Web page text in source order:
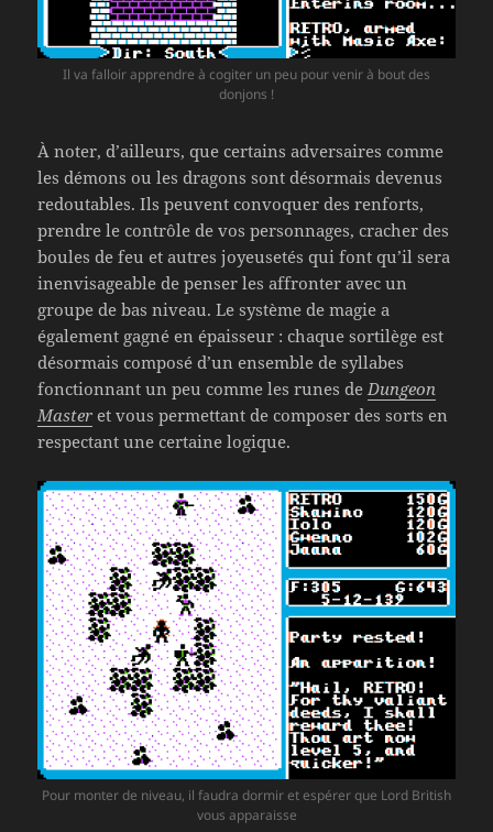
Il va falloir apprendre à cogiter un peu pour venir à bout des
donjons !
À noter, d’ailleurs, que certains adversaires comme
les démons ou les dragons sont désormais devenus
redoutables. Ils peuvent convoquer des renforts,
prendre le contrôle de vos personnages, cracher des
boules de feu et autres joyeusetés qui font qu’il sera
inenvisageable de penser les affronter avec un
groupe de bas niveau. Le système de magie a
également gagné en épaisseur : chaque sortilège est
désormais composé d’un ensemble de syllabes
fonctionnant un peu comme les runes de Dungeon
Master et vous permettant de composer des sorts en
respectant une certaine logique.
Pour monter de niveau, il faudra dormir et espérer que Lord British
vous apparaisse